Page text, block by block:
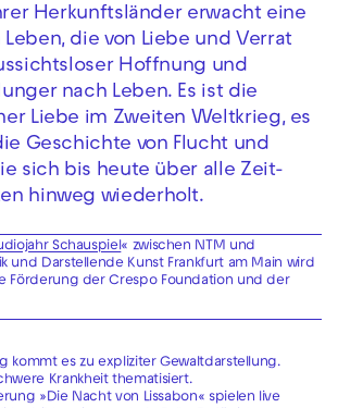
Herkunftsländer erwacht eine
Leben, die von Liebe und Verrat
Hoffnung und
nach Leben. Es ist die
Liebe im Zweiten Weltkrieg, es
Geschichte von Flucht und
sich bis heute über alle Zeit-
hinweg wiederholt.
Schauspiel« zwischen NTM und
und Darstellende Kunst Frankfurt am Main wird
Förderung der Crespo Foundation und der
kommt es zu expliziter Gewaltdarstellung.
Krankheit thematisiert.
»Die Nacht von Lissabon« spielen live